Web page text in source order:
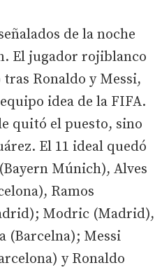
de la noche
El jugador rojiblanco
Ronaldo y Messi,
idea de la FIFA.
quitó el puesto, sino
El 11 ideal quedó
Múnich), Alves
Ramos
Modric (Madrid),
(Barcelna); Messi
y Ronaldo